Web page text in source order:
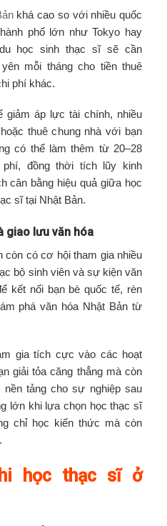
khá cao so với nhiều quốc
phố lớn như Tokyo hay
học sinh thạc sĩ sẽ cần
mỗi tháng cho tiền thuê
phí khác.
giảm áp lực tài chính, nhiều
thuê chung nhà với bạn
có thể làm thêm từ 20–28
đồng thời tích lũy kinh
cân bằng hiệu quả giữa học
sĩ tại Nhật Bản.
giao lưu văn hóa
còn có cơ hội tham gia nhiều
bộ sinh viên và sự kiện văn
kết nối bạn bè quốc tế, rèn
phá văn hóa Nhật Bản từ
gia tích cực vào các hoạt
giải tỏa căng thẳng mà còn
tảng cho sự nghiệp sau
lớn khi lựa chọn học thạc sĩ
chỉ học kiến thức mà còn
học thạc sĩ ở